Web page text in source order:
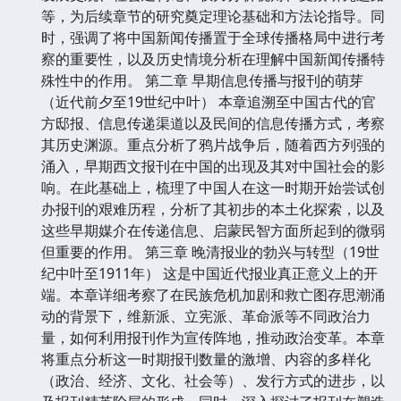
等，为后续章节的研究奠定理论基础和方法论指导。同
时，强调了将中国新闻传播置于全球传播格局中进行考
察的重要性，以及历史情境分析在理解中国新闻传播特
殊性中的作用。 第二章 早期信息传播与报刊的萌芽
（近代前夕至19世纪中叶） 本章追溯至中国古代的官
方邸报、信息传递渠道以及民间的信息传播方式，考察
其历史渊源。重点分析了鸦片战争后，随着西方列强的
涌入，早期西文报刊在中国的出现及其对中国社会的影
响。在此基础上，梳理了中国人在这一时期开始尝试创
办报刊的艰难历程，分析了其初步的本土化探索，以及
这些早期媒介在传递信息、启蒙民智方面所起到的微弱
但重要的作用。 第三章 晚清报业的勃兴与转型（19世
纪中叶至1911年） 这是中国近代报业真正意义上的开
端。本章详细考察了在民族危机加剧和救亡图存思潮涌
动的背景下，维新派、立宪派、革命派等不同政治力
量，如何利用报刊作为宣传阵地，推动政治变革。本章
将重点分析这一时期报刊数量的激增、内容的多样化
（政治、经济、文化、社会等）、发行方式的进步，以